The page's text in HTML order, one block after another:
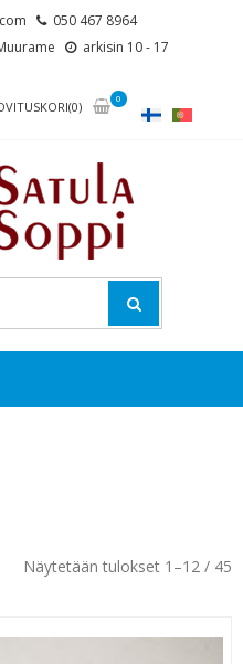
050 467 8964
arkisin 10 - 17
0
Näytetään tulokset 1–12 / 45